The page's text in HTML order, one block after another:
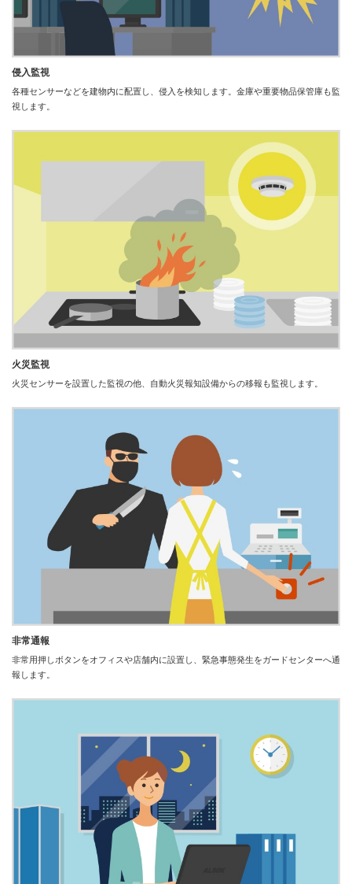
侵入監視
各種センサーなどを建物内に配置し、侵入を検知します。金庫や重要物品保管庫も監
視します。
火災監視
火災センサーを設置した監視の他、自動火災報知設備からの移報も監視します。
非常通報
非常用押しボタンをオフィスや店舗内に設置し、緊急事態発生をガードセンターへ通
報します。